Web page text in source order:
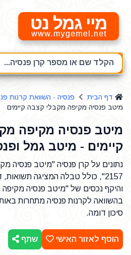
מיי גמל נט
הקלד שם או מספר קרן פנסיה...
דף הבית
פנסיה - השוואת קרנות
מיטב פנסיה מקיפה מקבלי קצבה קיימים
מיטב פנסיה מקיפה
קיימים - מיטב גמל
נתונים על קרן פנסיה "מיטב פנסיה
2157", כולל טבלה המציגה
והיקף נכסים של "מיטב פנסיה
בהשוואה לקרנות פנסיה מתחרות
סיכון דומה.
הוסף לאזור האישי שתף